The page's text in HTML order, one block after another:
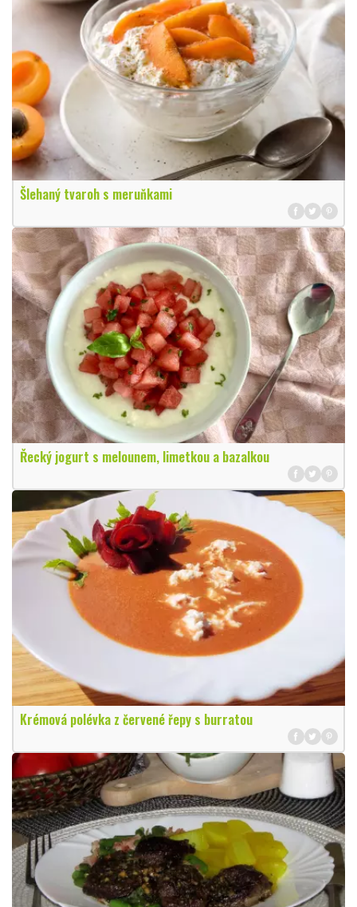
Šlehaný tvaroh s meruňkami
Řecký jogurt s melounem, limetkou a bazalkou
Krémová polévka z červené řepy s burratou